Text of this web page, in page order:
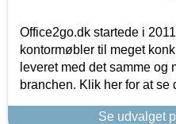
Office2go.dk startede i
kontormøbler til meget
leveret med det samme og
branchen. Klik her for at se
Se udvalget